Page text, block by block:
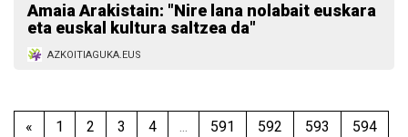
Amaia Arakistain: "Nire lana nolabait euskara
eta euskal kultura saltzea da"
AZKOITIAGUKA.EUS
« 1 2 3 4 ... 591 592 593
594